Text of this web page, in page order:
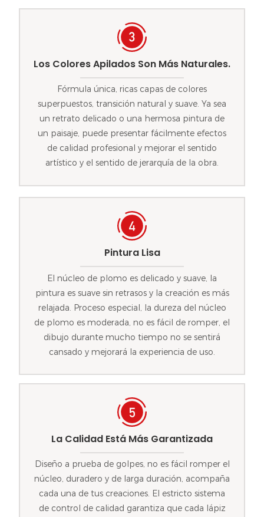
Los Colores Apilados Son Más Naturales.
Fórmula única, ricas capas de colores
superpuestos, transición natural y suave. Ya sea
un retrato delicado o una hermosa pintura de
un paisaje, puede presentar fácilmente efectos
de calidad profesional y mejorar el sentido
artístico y el sentido de jerarquía de la obra.
Pintura Lisa
El núcleo de plomo es delicado y suave, la
pintura es suave sin retrasos y la creación es más
relajada. Proceso especial, la dureza del núcleo
de plomo es moderada, no es fácil de romper, el
dibujo durante mucho tiempo no se sentirá
cansado y mejorará la experiencia de uso.
La Calidad Está Más Garantizada
Diseño a prueba de golpes, no es fácil romper el
núcleo, duradero y de larga duración, acompaña
cada una de tus creaciones. El estricto sistema
de control de calidad garantiza que cada lápiz